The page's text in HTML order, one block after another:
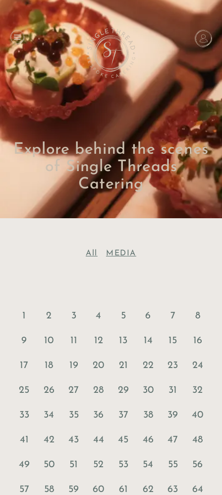
Explore behind the scenes
of Single Threads
Catering
All MEDIA
1 2 3 4 5 6 7 8
9 10 11 12 13 14 15 16
17 18 19 20 21 22 23 24
25 26 27 28 29 30 31 32
33 34 35 36 37 38 39 40
41 42 43 44 45 46 47 48
49 50 51 52 53 54 55 56
57 58 59 60 61 62 63 64